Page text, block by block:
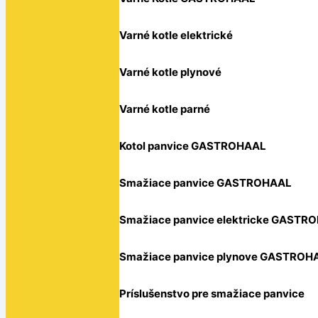
Varné kotle elektrické
Varné kotle plynové
Varné kotle parné
Kotol panvice GASTROHAAL
Smažiace panvice GASTROHAAL
Smažiace panvice elektricke
Smažiace panvice plynove
Príslušenstvo pre smažiace panvice